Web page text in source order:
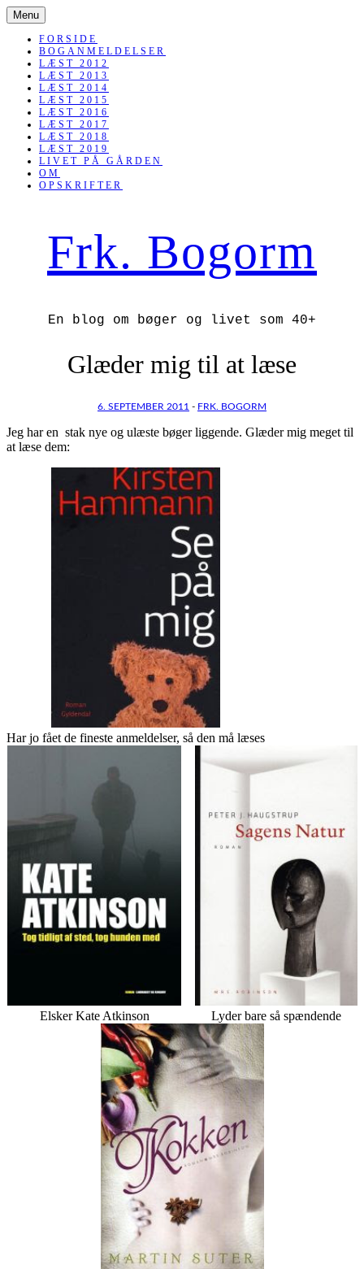
Menu SKIP
TO
CONTENT
FORSIDE
BOGANMELDELSER
LÆST 2012
LÆST 2013
LÆST 2014
LÆST 2015
LÆST 2016
LÆST 2017
LÆST 2018
LÆST 2019
LIVET PÅ GÅRDEN
OM
OPSKRIFTER
Frk. Bogorm
En blog om bøger og livet som 40+
Glæder mig til at læse
6. SEPTEMBER 2011 - FRK. BOGORM
Jeg har en stak nye og ulæste bøger liggende. Glæder mig meget til
at læse dem:
Har jo fået de fineste anmeldelser, så den må læses
Lyder bare så spændende
Elsker Kate Atkinson